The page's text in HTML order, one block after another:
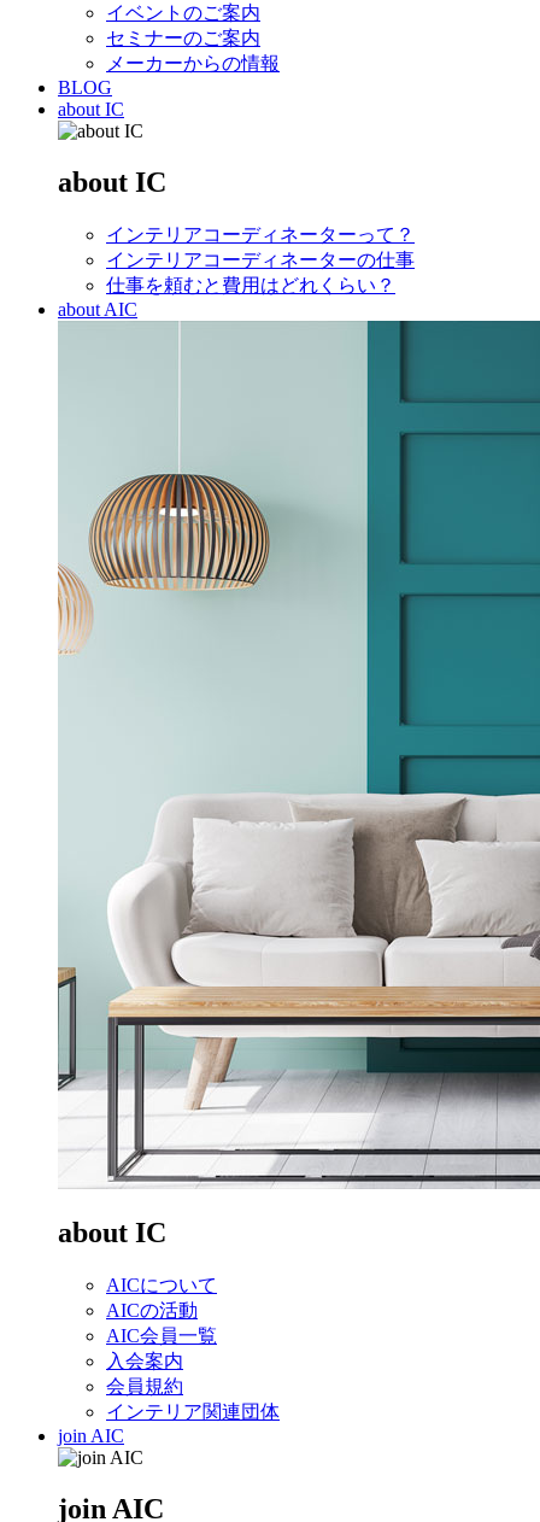
イベントのご案内
セミナーのご案内
メーカーからの情報
BLOG
about IC
about IC
インテリアコーディネーターって？
インテリアコーディネーターの仕事
仕事を頼むと費用はどれくらい？
about AIC
about IC
AICについて
AICの活動
AIC会員一覧
入会案内
会員規約
インテリア関連団体
join AIC
join AIC